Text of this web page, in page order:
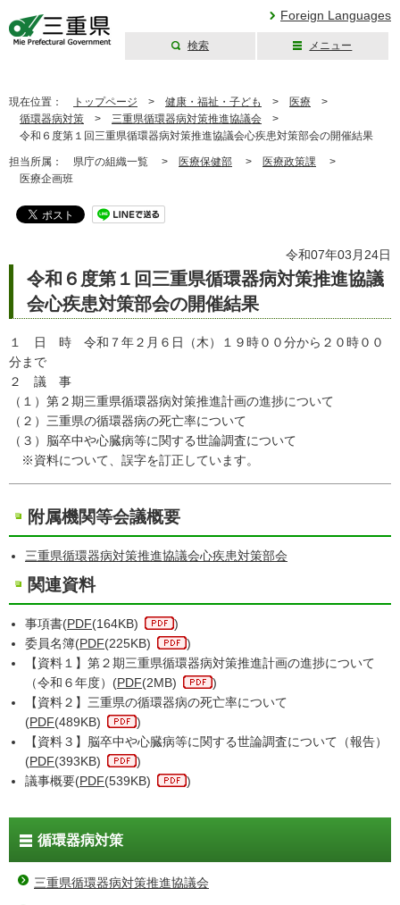
Foreign Languages
検索 メニュー
現在位置： トップページ > 健康・福祉・子ども > 医療 >
循環器病対策 > 三重県循環器病対策推進協議会 >
令和６度第１回三重県循環器病対策推進協議会心疾患対策部会の開催結果
担当所属： 県庁の組織一覧 > 医療保健部 > 医療政策課 >
医療企画班
令和07年03月24日
令和６度第１回三重県循環器病対策推進協議
会心疾患対策部会の開催結果
１ 日 時 令和７年２月６日（木）１９時００分から２０時００
分まで
２ 議 事
（１）第２期三重県循環器病対策推進計画の進捗について
（２）三重県の循環器病の死亡率について
（３）脳卒中や心臓病等に関する世論調査について
※資料について、誤字を訂正しています。
附属機関等会議概要
三重県循環器病対策推進協議会心疾患対策部会
関連資料
事項書(PDF(164KB)
)
委員名簿(PDF(225KB)
)
【資料１】第２期三重県循環器病対策推進計画の進捗について
（令和６年度）(PDF(2MB)
)
【資料２】三重県の循環器病の死亡率について
(PDF(489KB)
)
【資料３】脳卒中や心臓病等に関する世論調査について（報告）
(PDF(393KB)
)
議事概要(PDF(539KB) )
循環器病対策
三重県循環器病対策推進協議会